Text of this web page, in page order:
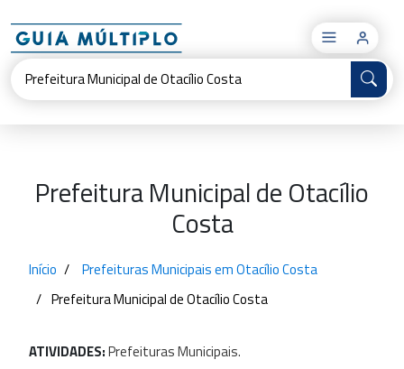
×
Prefeitura Municipal de Otacílio
Costa
Início
Prefeituras Municipais em Otacílio Costa
Prefeitura Municipal de Otacílio Costa
ATIVIDADES:PrefeiturasMunicipais.